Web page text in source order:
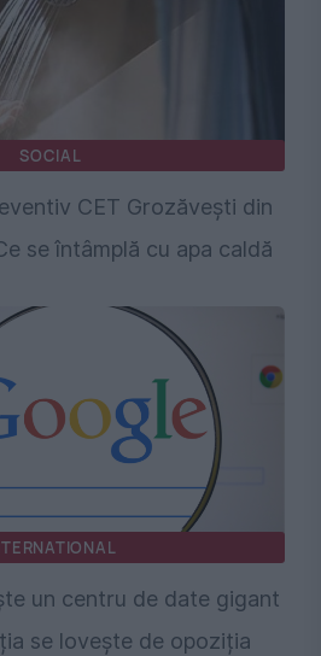
SOCIAL
CET Grozăveşti din
se întâmplă cu apa caldă
un centru de date gigant
se lovește de opoziția